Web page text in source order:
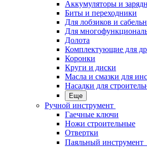
Аккумуляторы и
Биты и переходники
Для лобзиков и
Для
Долота
Комплектующие для
Коронки
Круги и диски
Масла и смазки для
Насадки для
Еще
Ручной инструмент
Гаечные ключи
Ножи строительные
Отвертки
Паяльный инструмент